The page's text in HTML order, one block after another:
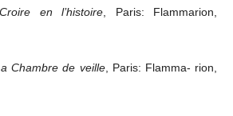
Croire en l’histoire , Paris: Flammarion,
Chambre de veille, Paris: Flamma- rion,